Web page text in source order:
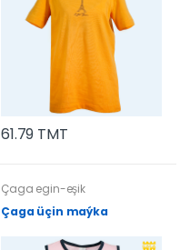
61.79 TMT
Çaga egin-eşik
Çaga üçin maýka